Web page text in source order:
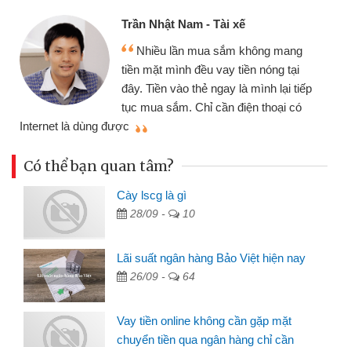
Trần Nhật Nam - Tài xế
Nhiều lần mua sắm không mang
tiền mặt mình đều vay tiền nóng tại
đây. Tiền vào thẻ ngay là mình lại tiếp
tục mua sắm. Chỉ cần điện thoại có
Internet là dùng được
Có thể bạn quan tâm?
Cày lscg là gì
28/09 - 10
Lãi suất ngân hàng Bảo Việt hiện nay
26/09 - 64
Vay tiền online không cần gặp mặt
chuyển tiền qua ngân hàng chỉ cần